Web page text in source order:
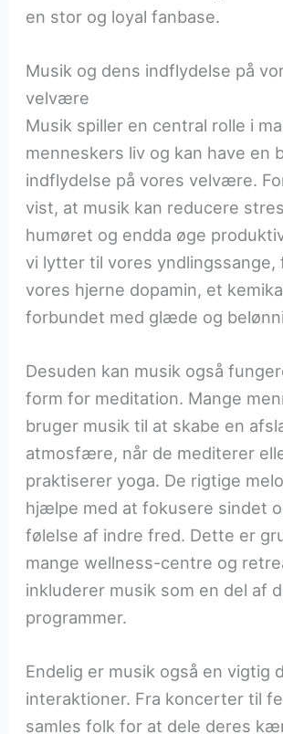
en stor og loyal fanbase.
Musik og dens indflydelse på
velvære
Musik spiller en central rolle i
menneskers liv og kan have en
indflydelse på vores velvære.
vist, at musik kan reducere
humøret og endda øge
vi lytter til vores yndlingssange,
vores hjerne dopamin, et
forbundet med glæde og
Desuden kan musik også
form for meditation. Mange
bruger musik til at skabe en
atmosfære, når de mediterer
praktiserer yoga. De rigtige
hjælpe med at fokusere sindet
følelse af indre fred. Dette er
mange wellness-centre og
inkluderer musik som en del af
programmer.
Endelig er musik også en vigtig
interaktioner. Fra koncerter til
samles folk for at dele deres